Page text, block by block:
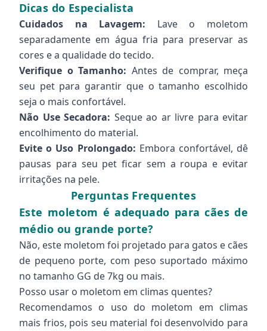
Dicas do Especialista
Cuidados na Lavagem: Lave o moletom
separadamente em água fria para preservar as
cores e a qualidade do tecido.
Verifique o Tamanho: Antes de comprar, meça
seu pet para garantir que o tamanho escolhido
seja o mais confortável.
Não Use Secadora: Seque ao ar livre para evitar
encolhimento do material.
Evite o Uso Prolongado: Embora confortável, dê
pausas para seu pet ficar sem a roupa e evitar
irritações na pele.
Perguntas Frequentes
Este moletom é adequado para cães de
médio ou grande porte?
Não, este moletom foi projetado para gatos e cães
de pequeno porte, com peso suportado máximo
no tamanho GG de 7kg ou mais.
Posso usar o moletom em climas quentes?
Recomendamos o uso do moletom em climas
mais frios, pois seu material foi desenvolvido para